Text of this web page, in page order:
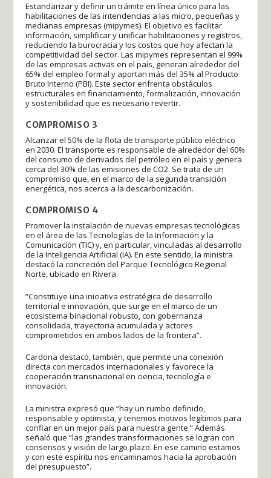
Estandarizar y definir un trámite en línea único para las
habilitaciones de las intendencias a las micro, pequeñas y
medianas empresas (mipymes). El objetivo es facilitar
información, simplificar y unificar habilitaciones y registros,
reduciendo la burocracia y los costos que hoy afectan la
competitividad del sector. Las mipymes representan el 99%
de las empresas activas en el país, generan alrededor del
65% del empleo formal y aportan más del 35% al Producto
Bruto Interno (PBI). Este sector enfrenta obstáculos
estructurales en financiamiento, formalización, innovación
y sostenibilidad que es necesario revertir.
COMPROMISO 3
Alcanzar el 50% de la flota de transporte público eléctrico
en 2030. El transporte es responsable de alrededor del 60%
del consumo de derivados del petróleo en el país y genera
cerca del 30% de las emisiones de CO2. Se trata de un
compromiso que, en el marco de la segunda transición
energética, nos acerca a la descarbonización.
COMPROMISO 4
Promover la instalación de nuevas empresas tecnológicas
en el área de las Tecnologías de la Información y la
Comunicación (TIC) y, en particular, vinculadas al desarrollo
de la Inteligencia Artificial (IA). En este sentido, la ministra
destacó la concreción del Parque Tecnológico Regional
Norte, ubicado en Rivera.
“Constituye una iniciativa estratégica de desarrollo
territorial e innovación, que surge en el marco de un
ecosistema binacional robusto, con gobernanza
consolidada, trayectoria acumulada y actores
comprometidos en ambos lados de la frontera”.
Cardona destacó, también, que permite una conexión
directa con mercados internacionales y favorece la
cooperación transnacional en ciencia, tecnología e
innovación.
La ministra expresó que “hay un rumbo definido,
responsable y optimista, y tenemos motivos legítimos para
confiar en un mejor país para nuestra gente.” Además
señaló que “las grandes transformaciones se logran con
consensos y visión de largo plazo. En ese camino estamos
y con este espíritu nos encaminamos hacia la aprobación
del presupuesto”.